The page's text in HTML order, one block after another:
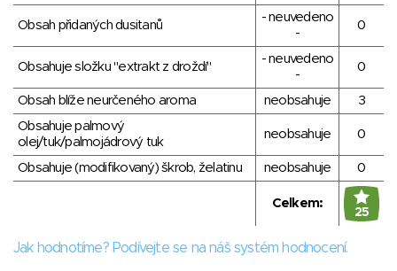
Obsah přidaných dusitanů
- neuvedeno
-
0
Obsahuje složku "extrakt z droždí"
- neuvedeno
-
0
Obsah blíže neurčeného aroma neobsahuje
3
Obsahuje palmový
olej/tuk/palmojádrový tuk
neobsahuje 0
Obsahuje (modifikovaný) škrob, želatinu neobsahuje 0
Celkem:
25
Jak hodnotíme? Podívejte se na náš systém hodnocení.